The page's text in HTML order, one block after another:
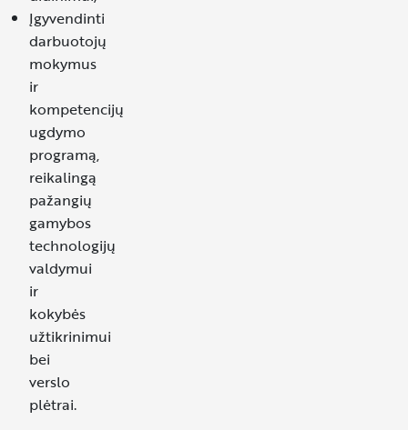
Įgyvendinti
darbuotojų
mokymus
ir
kompetencijų
ugdymo
programą,
reikalingą
pažangių
gamybos
technologijų
valdymui
ir
kokybės
užtikrinimui
bei
verslo
plėtrai.